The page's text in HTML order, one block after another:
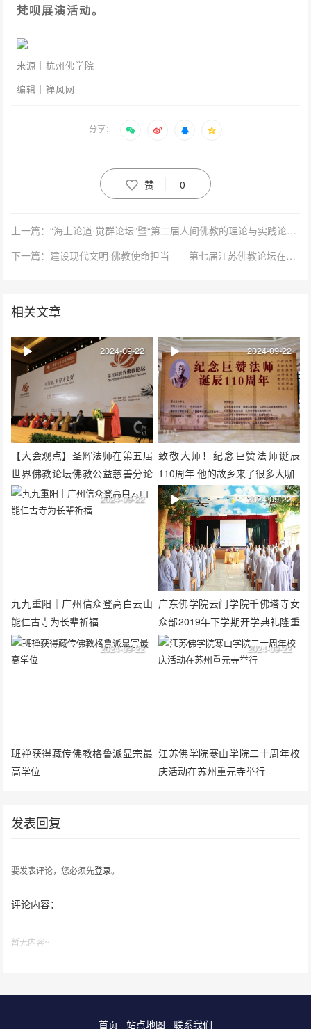
梵呗展演活动。
来源｜杭州佛学院
编辑｜禅风网
分享：
赞 0
上一篇：“海上论道·觉群论坛”暨“第二届人间佛教的理论与实践论坛”开幕 九位代表作主旨发言
下一篇：建设现代文明·佛教使命担当——第七届江苏佛教论坛在常州开幕
相关文章
【大会观点】圣辉法师在第五届
世界佛教论坛佛教公益慈善分论
坛上的讲话
2024-09-22
致敬大师！纪念巨赞法师诞辰
110周年 他的故乡来了很多大咖
2024-09-22
九九重阳｜广州信众登高白云山
能仁古寺为长辈祈福
2024-09-22
广东佛学院云门学院千佛塔寺女
众部2019年下学期开学典礼隆重
举行
2024-09-22
班禅获得藏传佛教格鲁派显宗最
高学位
2024-09-22
江苏佛学院寒山学院二十周年校
庆活动在苏州重元寺举行
2024-09-22
发表回复
要发表评论，您必须先登录。
评论内容：
暂无内容~
首页 站点地图 联系我们